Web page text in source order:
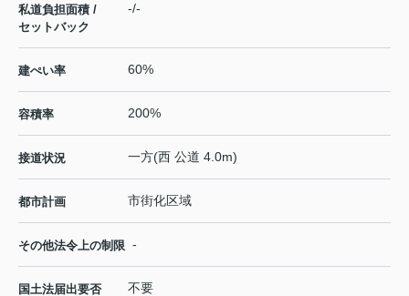
私道負担面積 /
セットバック
-/-
建ぺい率 60%
容積率 200%
接道状況 一方(西 公道 4.0m)
都市計画 市街化区域
その他法令上の制限 -
国土法届出要否 不要